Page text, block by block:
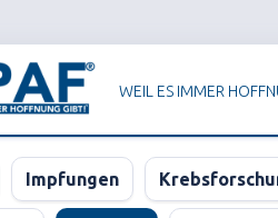
WEIL ES IMMER
Impfungen